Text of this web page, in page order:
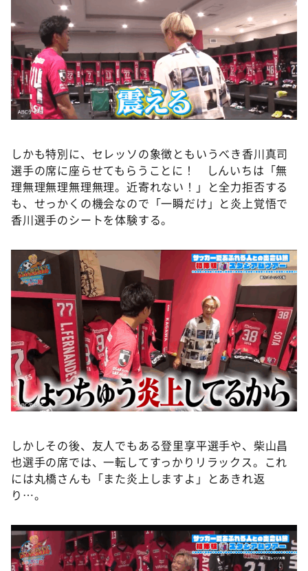
しかも特別に、セレッソの象徴ともいうべき香川真司
選手の席に座らせてもらうことに！ しんいちは「無
理無理無理無理無理。近寄れない！」と全力拒否する
も、せっかくの機会なので「一瞬だけ」と炎上覚悟で
香川選手のシートを体験する。
しかしその後、友人でもある登里享平選手や、柴山昌
也選手の席では、一転してすっかりリラックス。これ
には丸橋さんも「また炎上しますよ」とあきれ返
り…。